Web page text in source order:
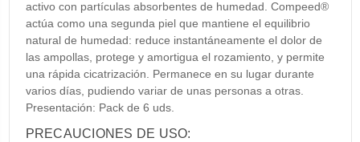
activo con partículas absorbentes de humedad. Compeed®
actúa como una segunda piel que mantiene el equilibrio
natural de humedad: reduce instantáneamente el dolor de
las ampollas, protege y amortigua el rozamiento, y permite
una rápida cicatrización. Permanece en su lugar durante
varios días, pudiendo variar de unas personas a otras.
Presentación: Pack de 6 uds.
PRECAUCIONES DE USO: